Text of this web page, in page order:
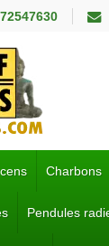
Charbons
Pendules